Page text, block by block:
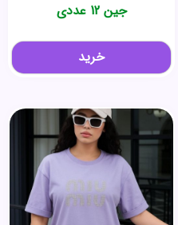
جین 12 عددی
خرید